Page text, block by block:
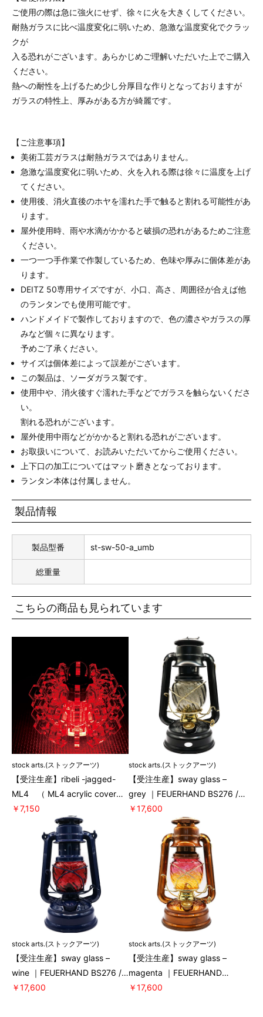
ご使用の際は急に強火にせず、徐々に火を大きくしてください。
耐熱ガラスに比べ温度変化に弱いため、急激な温度変化でクラッ
クが
入る恐れがございます。あらかじめご理解いただいた上でご購入
ください。
熱への耐性を上げるため少し分厚目な作りとなっておりますが
ガラスの特性上、厚みがある方が綺麗です。
【ご注意事項】
美術工芸ガラスは耐熱ガラスではありません。
急激な温度変化に弱いため、火を入れる際は徐々に温度を上げ
てください。
使用後、消火直後のホヤを濡れた手で触ると割れる可能性があ
ります。
屋外使用時、雨や水滴がかかると破損の恐れがあるためご注意
ください。
一つ一つ手作業で作製しているため、色味や厚みに個体差があ
ります。
DEITZ 50専用サイズですが、小口、高さ、周囲径が合えば他
のランタンでも使用可能です。
ハンドメイドで製作しておりますので、色の濃さやガラスの厚
みなど個々に異なります。
予めご了承ください。
サイズは個体差によって誤差がございます。
この製品は、ソーダガラス製です。
使用中や、消火後すぐ濡れた手などでガラスを触らないくださ
い。
割れる恐れがございます。
屋外使用中雨などがかかると割れる恐れがございます。
お取扱いについて、お読みいただいてからご使用ください。
上下口の加工についてはマット磨きとなっております。
ランタン本体は付属しません。
製品情報
製品型番 st-sw-50-a_umb
総重量
こちらの商品も見られています
stock arts.(ストックアーツ)
【受注生産】ribeli -jagged-
ML4 （ ML4 acrylic cover
LEDLENSER アクリルカバー リ
ベリ） [stock arts.]
￥7,150
stock arts.(ストックアーツ)
【受注生産】sway glass –
grey ｜FEUERHAND BS276 /
DIETZ#78 [stock arts.]
￥17,600
stock arts.(ストックアーツ)
【受注生産】sway glass –
wine ｜FEUERHAND BS276 /
DIETZ#78 [stock arts.]
￥17,600
stock arts.(ストックアーツ)
【受注生産】sway glass –
magenta ｜FEUERHAND
BS276 / DIETZ#78 [stock
￥17,600